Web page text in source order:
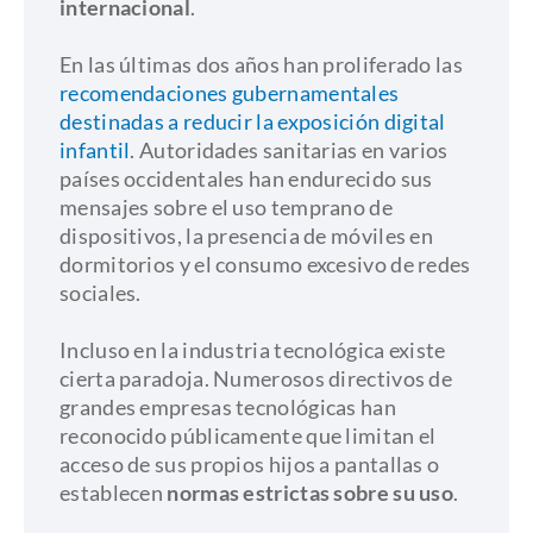
internacional .
​En las últimas dos años han proliferado las
recomendaciones gubernamentales
destinadas a reducir la exposición digital
infantil. Autoridades sanitarias en varios
países occidentales han endurecido sus
mensajes sobre el uso temprano de
dispositivos, la presencia de móviles en
dormitorios y el consumo excesivo de redes
sociales.
​Incluso en la industria tecnológica existe
cierta paradoja. Numerosos directivos de
grandes empresas tecnológicas han
reconocido públicamente que limitan el
acceso de sus propios hijos a pantallas o
establecen normas estrictas sobre su uso.